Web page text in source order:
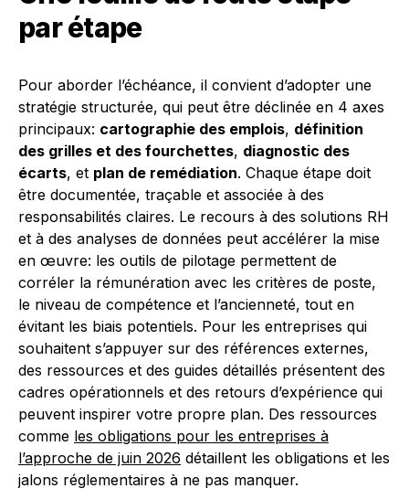
par étape
Pour aborder l’échéance, il convient d’adopter une
stratégie structurée, qui peut être déclinée en 4 axes
principaux: cartographie des emplois, définition
des grilles et des fourchettes, diagnostic des
écarts, et plan de remédiation. Chaque étape doit
être documentée, traçable et associée à des
responsabilités claires. Le recours à des solutions RH
et à des analyses de données peut accélérer la mise
en œuvre: les outils de pilotage permettent de
corréler la rémunération avec les critères de poste,
le niveau de compétence et l’ancienneté, tout en
évitant les biais potentiels. Pour les entreprises qui
souhaitent s’appuyer sur des références externes,
des ressources et des guides détaillés présentent des
cadres opérationnels et des retours d’expérience qui
peuvent inspirer votre propre plan. Des ressources
comme les obligations pour les entreprises à
l’approche de juin 2026 détaillent les obligations et les
jalons réglementaires à ne pas manquer.